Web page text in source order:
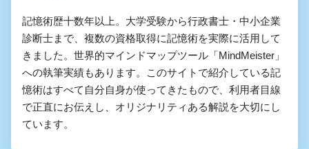
記憶術歴十数年以上。大学受験から行政書士・中小企業
診断士まで、複数の資格取得に記憶術を実際に活用して
きました。世界的マインドマップツール「MindMeister」
への執筆実績もあります。このサイトで紹介している記
憶術はすべて自分自身が使ってきたもので、利用者目線
で正直にお伝えし、オリジナリティある解説を大切にし
ています。